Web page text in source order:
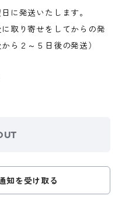
に発送いたします。
取り寄せをしてからの発
ら２～５日後の発送）
知を受け取る